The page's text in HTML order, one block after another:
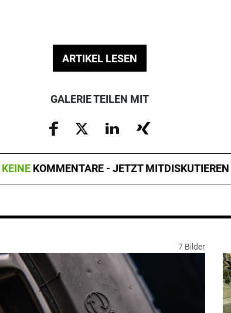
ARTIKEL LESEN
GALERIE TEILEN MIT
KOMMENTARE - JETZT MITDISKUTIEREN
7 Bilder